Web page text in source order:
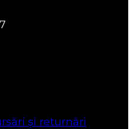
și returnări